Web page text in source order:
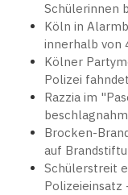
Schülerinnen
Köln in
innerhalb von
Kölner
Polizei
Razzia im
Brocken-
auf
Schülerstreit
Polizeieinsatz